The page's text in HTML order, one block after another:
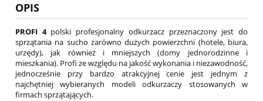
OPIS
PROFI 4polski profesjonalny odkurzacz przeznaczony jest do
sprzątania na sucho zarówno dużych powierzchni (hotele, biura,
urzędy), jak również i mniejszych (domy jednorodzinne i
mieszkania). Profi ze względu na jakość wykonania i niezawodność,
jednocześnie przy bardzo atrakcyjnej cenie jest jednym z
najchętniej wybieranych modeli odkurzaczy stosowanych w
firmach sprzątających.